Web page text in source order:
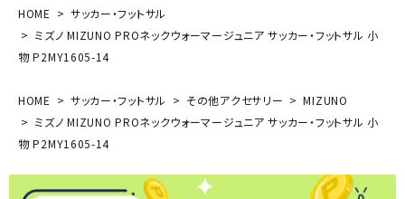
HOME
サッカー・フットサル
ミズノ MIZUNO PROネックウォーマージュニア サッカー・フットサル 小
物 P2MY1605-14
HOME サッカー・フットサル その他アクセサリー
MIZUNO
ミズノ MIZUNO PROネックウォーマージュニア サッカー・フットサル 小
物 P2MY1605-14